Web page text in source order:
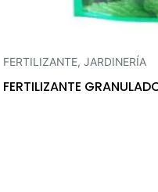
FERTILIZANTE, JARDINERÍA
FERTILIZANTE